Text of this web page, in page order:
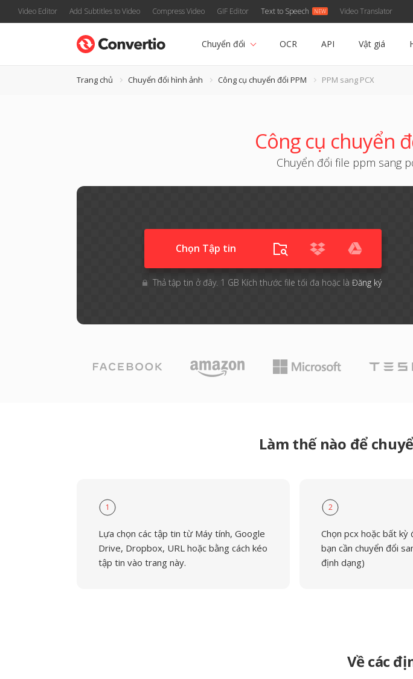
Video Editor Add Subtitles to Video Compress Video GIF Editor Text to Speech Video Translator
Chuyển đổi OCR API Vật giá
Trang chủ Chuyển đổi hình ảnh Công cụ chuyển đổi PPM PPM sang PCX
Công cụ chuyển
Chuyển đổi file ppm sang
Chọn Tập tin
Thả tập tin ở đây. 1 GB Kích thước file tối đa hoặc là Đăng ký
Làm thế nào để
1
Lựa chọn các tập tin từ Máy tính, Google
Drive, Dropbox, URL hoặc bằng cách kéo
tập tin vào trang này.
2
Chọn pcx hoặc bất kỳ
bạn cần chuyển đổi
định dạng)
Về các